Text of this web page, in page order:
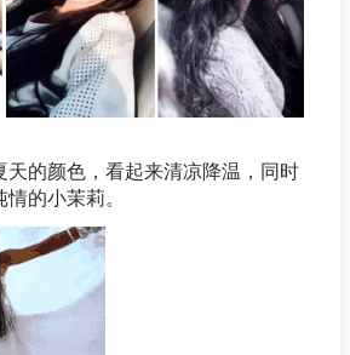
天的颜色，看起来清凉降温，同时
的小茉莉。